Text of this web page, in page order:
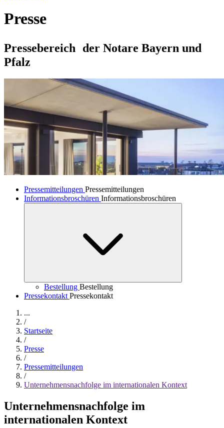
Presse
Pressebereich der Notare Bayern und
Pfalz
Pressemitteilungen Pressemitteilungen
Informationsbroschüren Informationsbroschüren
Bestellung Bestellung
Pressekontakt Pressekontakt
...
/
Startseite
/
Presse
/
Pressemitteilungen
/
Unternehmensnachfolge im internationalen Kontext
Unternehmensnachfolge im
internationalen Kontext